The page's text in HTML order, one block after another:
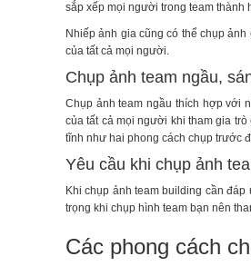
sắp xếp mọi người trong team thành
Nhiếp ảnh gia cũng có thể chụp
của tất cả mọi người.
Chụp ảnh team ngầu,
Chụp ảnh team ngầu thích hợp với
của tất cả mọi người khi tham gia
tĩnh như hai phong cách chụp trước
Yêu cầu khi chụp ảnh
Khi chụp ảnh team building cần
trọng khi chụp hình team bạn nên
Các phong cách